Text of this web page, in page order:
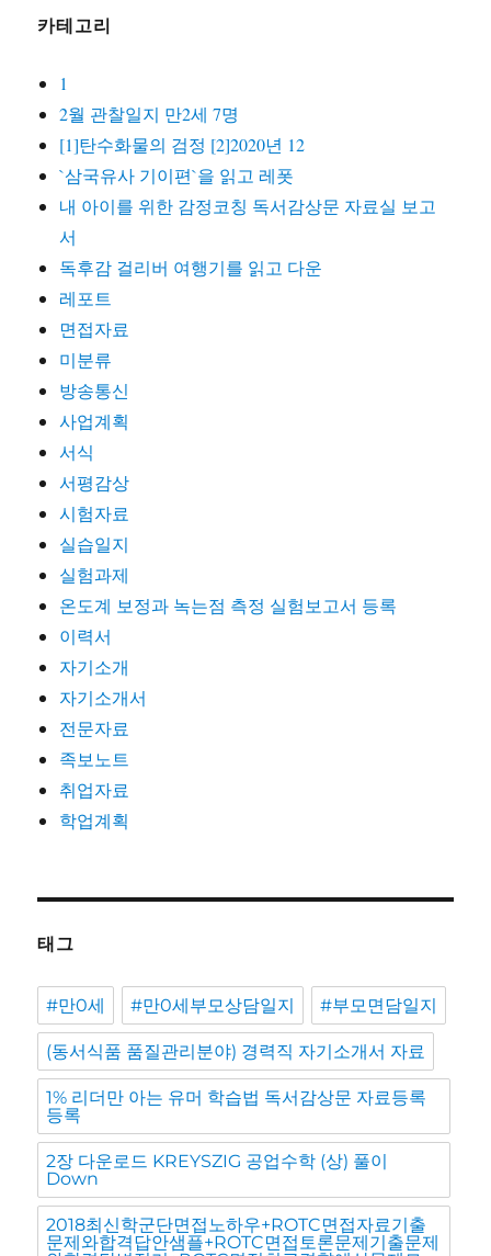
카테고리
1
2월 관찰일지 만2세 7명
[1]탄수화물의 검정 [2]2020년 12
`삼국유사 기이편`을 읽고 레폿
내 아이를 위한 감정코칭 독서감상문 자료실 보고
서
독후감 걸리버 여행기를 읽고 다운
레포트
면접자료
미분류
방송통신
사업계획
서식
서평감상
시험자료
실습일지
실험과제
온도계 보정과 녹는점 측정 실험보고서 등록
이력서
자기소개
자기소개서
전문자료
족보노트
취업자료
학업계획
태그
#만0세 #만0세부모상담일지 #부모면담일지
(동서식품 품질관리분야) 경력직 자기소개서 자료
1% 리더만 아는 유머 학습법 독서감상문 자료등록
등록
2장 다운로드 KREYSZIG 공업수학 (상) 풀이
Down
2018최신학군단면접노하우+ROTC면접자료기출
문제와합격답안샘플+ROTC면접토론문제기출문제